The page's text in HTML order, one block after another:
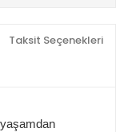
Taksit Seçenekleri